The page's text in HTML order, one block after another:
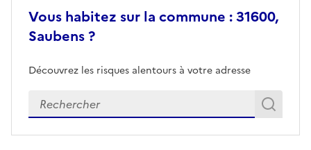
Vous habitez sur la commune : 31600,
Saubens ?
Découvrez les risques alentours à votre adresse
Veuillez renseigner votre adresse exacte